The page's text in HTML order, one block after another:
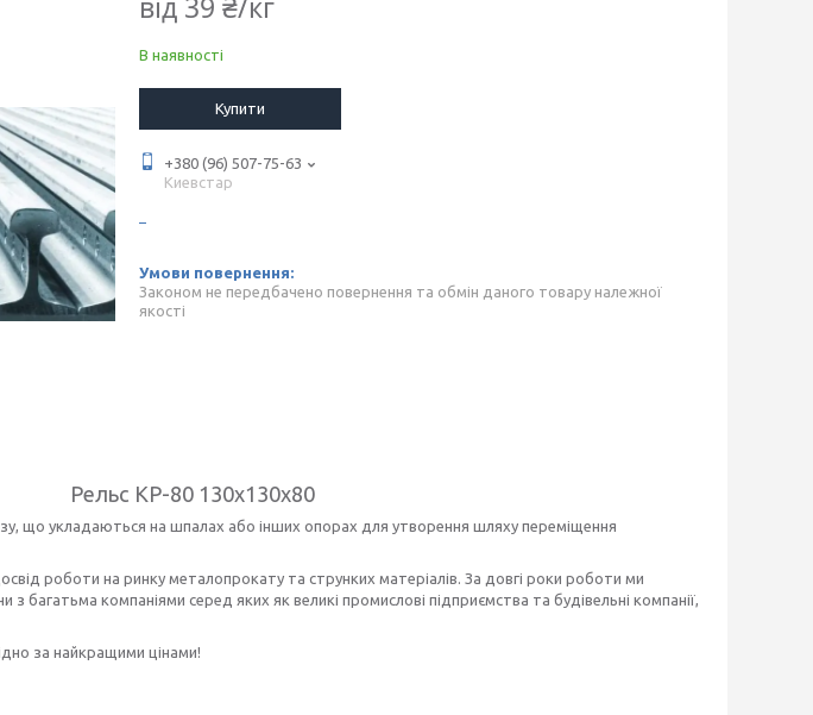
В наявності
Купити
+380 (96) 507-75-63
Киевстар
Законом не передбачено повернення та обмін даного товару належної
якості
Рельс КР-80 130x130x80
що укладаються на шпалах або інших опорах для утворення шляху переміщення
роботи на ринку металопрокату та струнких матеріалів. За довгі роки роботи ми
з багатьма компаніями серед яких як великі промислові підприємства та будівельні компанії,
за найкращими цінами!